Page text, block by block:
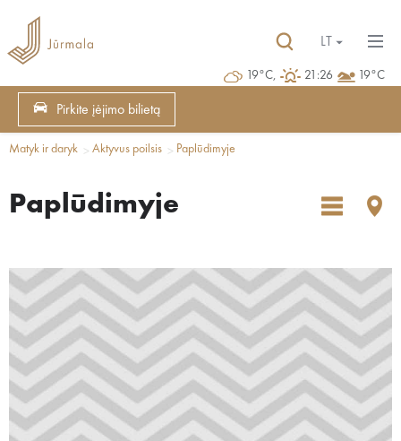
19°C, 21:26 19°C
LT
Pirkite įėjimo bilietą
Matyk ir daryk Aktyvus poilsis Paplūdimyje
Paplūdimyje